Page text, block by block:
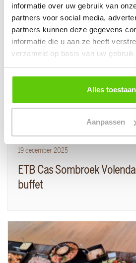
informatie over uw gebruik van
partners voor social media,
partners kunnen deze gegevens
informatie die u aan ze heeft
verzameld op basis van uw
Alles toestaan
Aanpassen
19 december 2025
ETB Cas Sombroek
buffet